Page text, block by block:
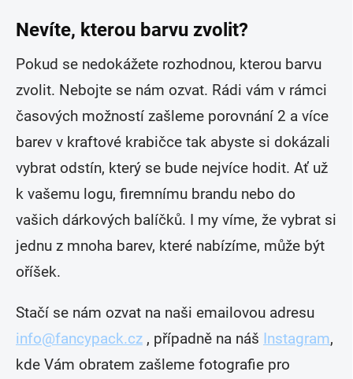
Nevíte, kterou barvu zvolit?
Pokud se nedokážete rozhodnou, kterou barvu
zvolit. Nebojte se nám ozvat. Rádi vám v rámci
časových možností zašleme porovnání 2 a více
barev v kraftové krabičce tak abyste si dokázali
vybrat odstín, který se bude nejvíce hodit. Ať už
k vašemu logu, firemnímu brandu nebo do
vašich dárkových balíčků. I my víme, že vybrat si
jednu z mnoha barev, které nabízíme, může být
oříšek.
Stačí se nám ozvat na naši emailovou adresu
info@fancypack.cz , případně na náš Instagram,
kde Vám obratem zašleme fotografie pro